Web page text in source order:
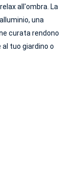
all'ombra. La
una
curata rendono
tuo giardino o